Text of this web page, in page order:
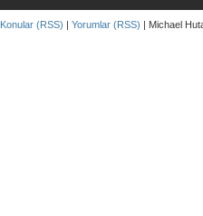
Konular (RSS) | Yorumlar (RSS) | Michael